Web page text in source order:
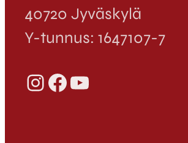
40720 Jyväskylä
Y-tunnus: 1647107-7
InstagramFacebook YouTube